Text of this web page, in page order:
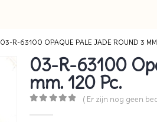
03-R-63100 OPAQUE PALE JADE ROUND 3
03-R-63100
mm. 120 Pc.
( Er zijn nog geen